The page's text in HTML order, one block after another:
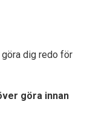
dig redo för
göra innan